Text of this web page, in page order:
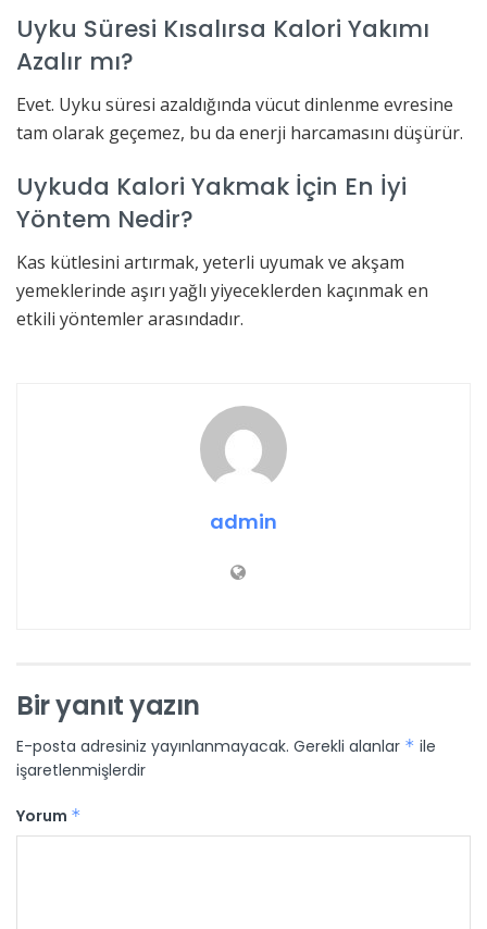
Uyku Süresi Kısalırsa Kalori Yakımı
Azalır mı?
Evet. Uyku süresi azaldığında vücut dinlenme evresine
tam olarak geçemez, bu da enerji harcamasını düşürür.
Uykuda Kalori Yakmak İçin En İyi
Yöntem Nedir?
Kas kütlesini artırmak, yeterli uyumak ve akşam
yemeklerinde aşırı yağlı yiyeceklerden kaçınmak en
etkili yöntemler arasındadır.
admin
Bir yanıt yazın
E-posta adresiniz yayınlanmayacak. Gerekli alanlar * ile
işaretlenmişlerdir
Yorum *